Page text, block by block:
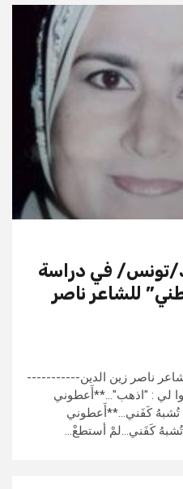
تونس/ في دراسة
للشاعر ناصر
ناصر زين الدين-----------
لي : "اذهب"...**أَعطوني
تُشبهُ كَفَني...**أَعطوني
تُشبهُ كَفَني...لمْ أستطعْ...